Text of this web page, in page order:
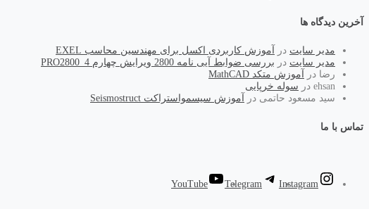
آخرین دیدگاه ها
مدیر سایت در
آموزش کاربردی اکسل برای مهندسین محاسب EXEL
مدیر سایت در بررسی ضوابط آیی نامه 2800 ویرایش چهارم PRO2800_4
رضا در
آموزش متکد MathCAD
ehsan در سوله خرپایی
سید مسعود حاتمی در آموزش سیسمواستراکت Seismostruct
تماس با ما
Instagram
Telegram
YouTube